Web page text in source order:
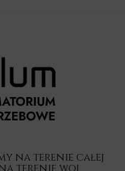
na terenie całej
terenie woj.